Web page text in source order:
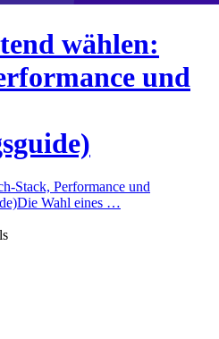
wählen:
und
Stack, Performance und
Wahl eines …